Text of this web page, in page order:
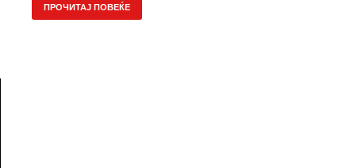
ПРОЧИТАЈ ПОВЕЌЕ